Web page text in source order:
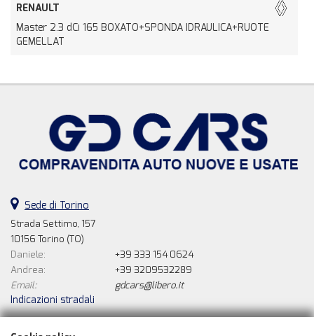
RENAULT
Master 2.3 dCi 165 BOXATO+SPONDA IDRAULICA+RUOTE
GEMELLAT
Sede di Torino
Strada Settimo, 157
10156 Torino (TO)
Daniele:
+39 333 154 0624
Andrea:
+39 3209532289
Email:
gdcars@libero.it
Indicazioni stradali